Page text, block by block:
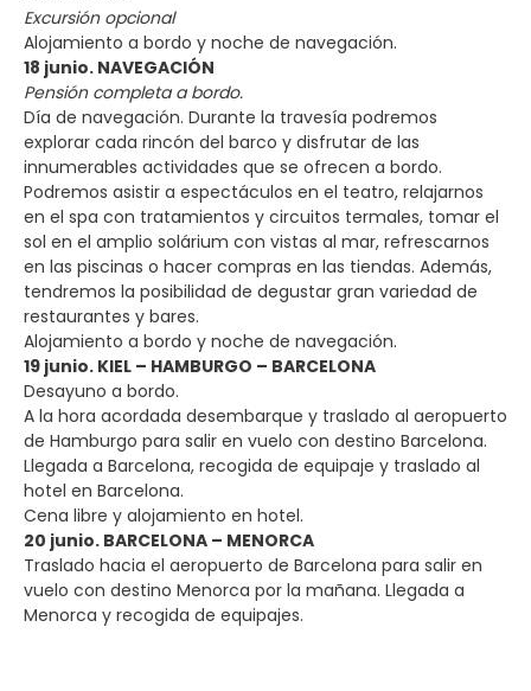
Excursión opcional
Alojamiento a bordo y noche de navegación.
18 junio. NAVEGACIÓN
Pensión completa a bordo.
Día de navegación. Durante la travesía podremos
explorar cada rincón del barco y disfrutar de las
innumerables actividades que se ofrecen a bordo.
Podremos asistir a espectáculos en el teatro, relajarnos
en el spa con tratamientos y circuitos termales, tomar el
sol en el amplio solárium con vistas al mar, refrescarnos
en las piscinas o hacer compras en las tiendas. Además,
tendremos la posibilidad de degustar gran variedad de
restaurantes y bares.
Alojamiento a bordo y noche de navegación.
19 junio. KIEL – HAMBURGO – BARCELONA
Desayuno a bordo.
A la hora acordada desembarque y traslado al aeropuerto
de Hamburgo para salir en vuelo con destino Barcelona.
Llegada a Barcelona, recogida de equipaje y traslado al
hotel en Barcelona.
Cena libre y alojamiento en hotel.
20 junio. BARCELONA – MENORCA
Traslado hacia el aeropuerto de Barcelona para salir en
vuelo con destino Menorca por la mañana. Llegada a
Menorca y recogida de equipajes.